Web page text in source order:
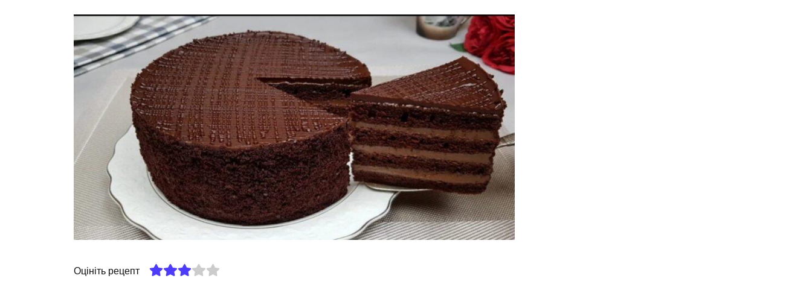
Оцініть рецепт